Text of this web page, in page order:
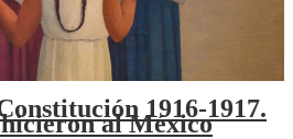
1916-1917.
al México